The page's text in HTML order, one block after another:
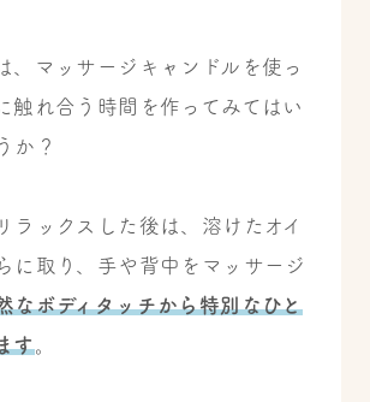
、マッサージキャンドルを使っ
触れ合う時間を作ってみてはい
か？
ラックスした後は、溶けたオイ
に取り、手や背中をマッサージ
なボディタッチから特別なひと
す。